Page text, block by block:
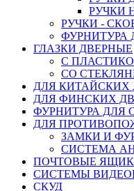
РУЧКИ
РУЧКИ -
ФУРНИТУРА
ГЛАЗКИ ДВЕРНЫЕ
С
СО
ДЛЯ КИТАЙСКИХ
ДЛЯ ФИНСКИХ
ФУРНИТУРА ДЛЯ
ДЛЯ
ЗАМКИ И
СИСТЕМА
ПОЧТОВЫЕ
СИСТЕМЫ
СКУД